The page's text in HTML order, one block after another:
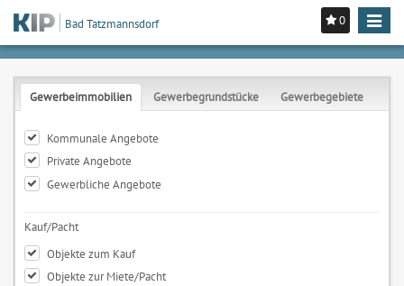
0
Toggle
Bad Tatzmannsdorf
Gewerbeimmobilien Gewerbegrundstücke Gewerbegebiete
Kommunale Angebote
Private Angebote
Gewerbliche Angebote
Kauf/Pacht
Objekte zum Kauf
Objekte zur Miete/Pacht